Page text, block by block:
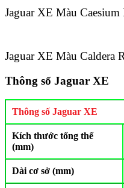
Jaguar XE Màu
Jaguar XE Màu Caldera
Thông số Jaguar XE
Thông số Jaguar XE
Kích thước tổng thể
(mm)
Dài cơ sở (mm)